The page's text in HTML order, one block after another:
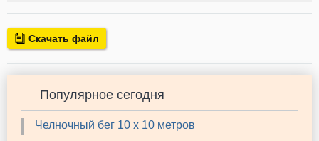
Скачать файл
Популярное сегодня
Челночный бег 10 х 10 метров